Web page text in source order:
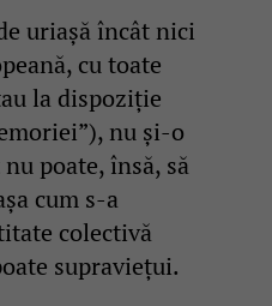
uriașă încât nici
cu toate
la dispoziție
nu și-o
poate, însă, să
cum s-a
colectivă
supraviețui.